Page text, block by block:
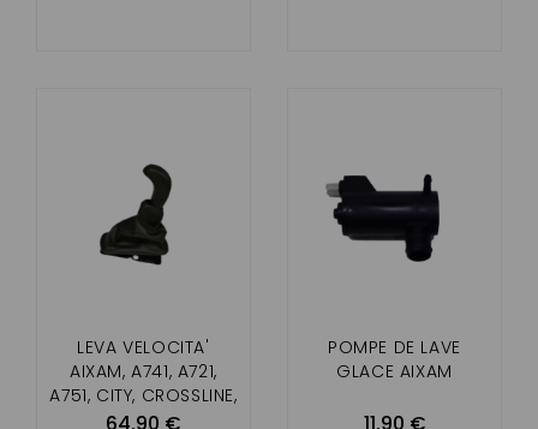
LEVA VELOCITA'
AIXAM, A741, A721,
A751, CITY, CROSSLINE,
ROADLINE, SCOUTY,
POMPE DE LAVE
GLACE AIXAM